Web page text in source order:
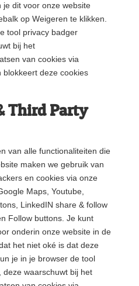
dit voor onze website
op Weigeren te klikken.
tool privacy badger
bij het
van cookies via
blokkeert deze cookies
Third Party
van alle functionaliteiten die
maken we gebruik van
en cookies via onze
Maps, Youtube,
LinkedIN share & follow
Follow buttons. Je kunt
onderin onze website in de
het niet oké is dat deze
je in je browser de tool
waarschuwt bij het